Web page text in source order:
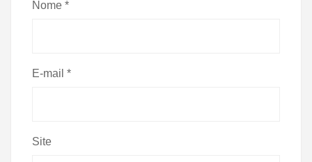
Nome *
E-mail *
Site